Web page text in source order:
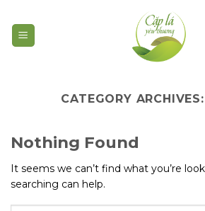
content
CATEGORY ARCHIVES:
Nothing Found
It seems we can’t find what you’re
searching can help.